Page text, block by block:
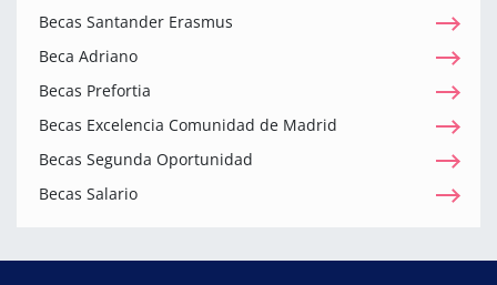
Becas Santander Erasmus
Beca Adriano
Becas Prefortia
Becas Excelencia Comunidad de Madrid
Becas Segunda Oportunidad
Becas Salario